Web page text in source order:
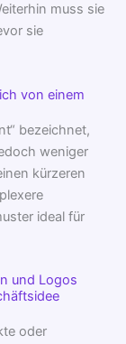
muss sie
sie
von einem
bezeichnet,
weniger
kürzeren
ideal für
und Logos
oder